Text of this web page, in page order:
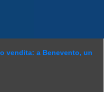
vendita: a Benevento, un